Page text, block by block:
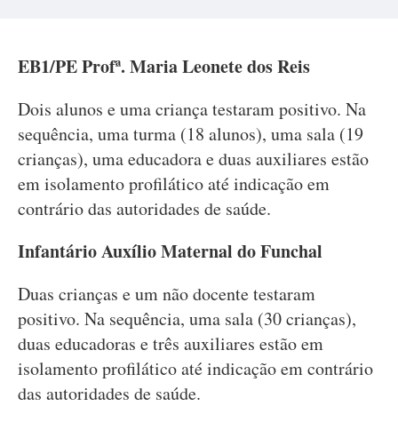
EB1/PE Profª. Maria Leonete dos Reis
Dois alunos e uma criança testaram positivo. Na
sequência, uma turma (18 alunos), uma sala (19
crianças), uma educadora e duas auxiliares estão
em isolamento profilático até indicação em
contrário das autoridades de saúde.
Infantário Auxílio Maternal do Funchal
Duas crianças e um não docente testaram
positivo. Na sequência, uma sala (30 crianças),
duas educadoras e três auxiliares estão em
isolamento profilático até indicação em contrário
das autoridades de saúde.